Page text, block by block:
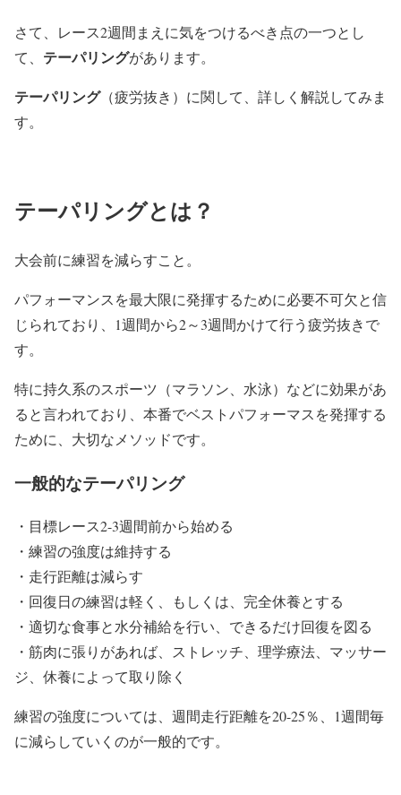
さて、レース2週間まえに気をつけるべき点の一つとし
て、 テーパリングがあります。
テーパリング（疲労抜き）に関して、詳しく解説してみま
す。
テーパリングとは？
大会前に練習を減らすこと。
パフォーマンスを最大限に発揮するために必要不可欠と信
じられており、1週間から2～3週間かけて行う疲労抜きで
す。
特に持久系のスポーツ（マラソン、水泳）などに効果があ
ると言われており、本番でベストパフォーマスを発揮する
ために、大切なメソッドです。
一般的なテーパリング
・目標レース2-3週間前から始める
・練習の強度は維持する
・走行距離は減らす
・回復日の練習は軽く、もしくは、完全休養とする
・適切な食事と水分補給を行い、できるだけ回復を図る
・筋肉に張りがあれば、ストレッチ、理学療法、マッサー
ジ、休養によって取り除く
練習の強度については、 週間走行距離を20-25％、 1週間毎
に減らしていく のが一般的です。